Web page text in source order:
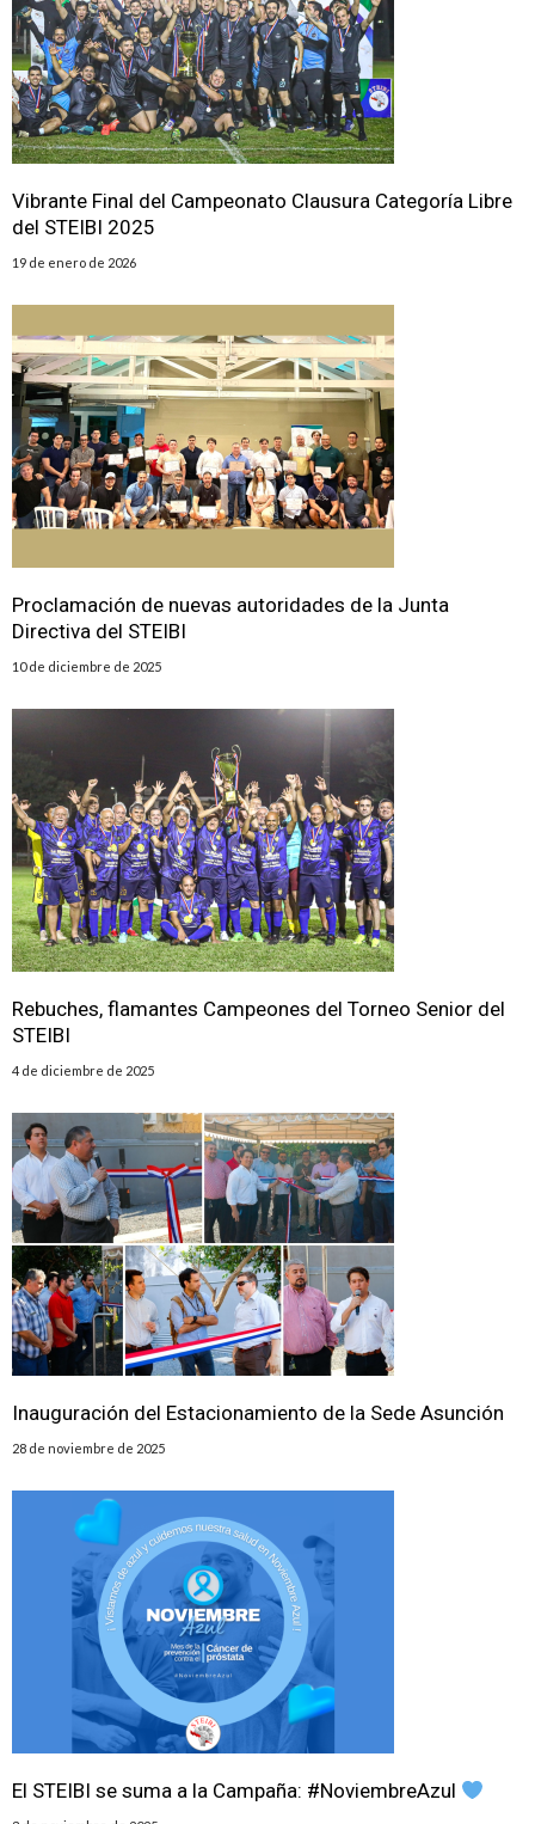
️Vibrante Final del Campeonato Clausura Categoría Libre
del STEIBI 2025
19 de enero de 2026
Proclamación de nuevas autoridades de la Junta
Directiva del STEIBI
10 de diciembre de 2025
Rebuches, flamantes Campeones del Torneo Senior del
STEIBI
4 de diciembre de 2025
Inauguración del Estacionamiento de la Sede Asunción
28 de noviembre de 2025
El STEIBI se suma a la Campaña: #NoviembreAzul